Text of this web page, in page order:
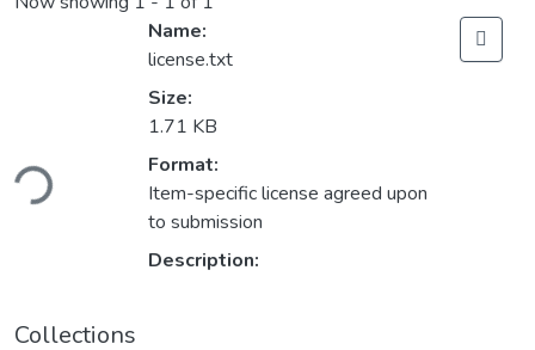
Name:
license.txt
Size:
1.71 KB
Format:
Item-specific license agreed upon
to submission
Description:
Collections